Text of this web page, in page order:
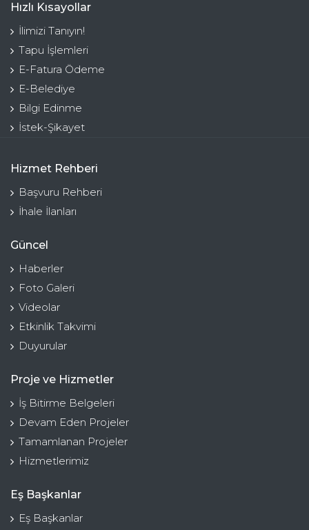
Hızlı Kısayollar
İlimizi Tanıyın!
Tapu İşlemleri
E-Fatura Ödeme
E-Belediye
Bilgi Edinme
İstek-Şikayet
Hizmet Rehberi
Başvuru Rehberi
İhale İlanları
Güncel
Haberler
Foto Galeri
Videolar
Etkinlik Takvimi
Duyurular
Proje ve Hizmetler
İş Bitirme Belgeleri
Devam Eden Projeler
Tamamlanan Projeler
Hizmetlerimiz
Eş Başkanlar
Eş Başkanlar